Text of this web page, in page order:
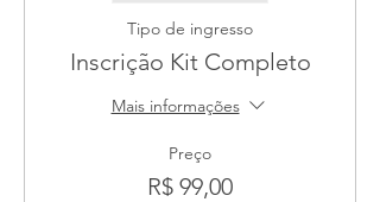
Tipo de ingresso
Inscrição Kit Completo
Mais informações
Preço
R$ 99,00